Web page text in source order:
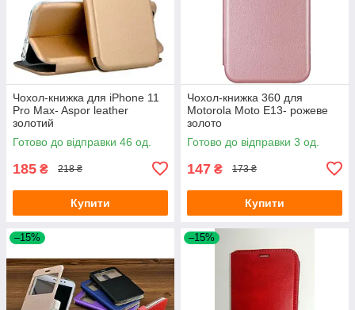
Чохол-книжка для iPhone 11
Pro Max- Aspor leather
золотий
Готово до відправки 46 од.
185 ₴ 218 ₴
Купити
Чохол-книжка 360 для
Motorola Moto E13- рожеве
золото
Готово до відправки 3 од.
147 ₴ 173 ₴
Купити
–15% –15%